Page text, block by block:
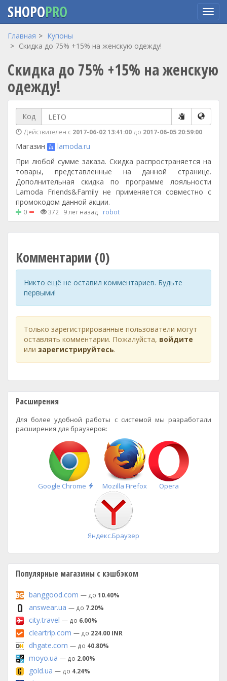
Перейти
содержанию
SHOPOPRO
Главная
Купоны
Скидка до 75% +15% на женскую одежду!
Скидка до 75% +15% на женскую
одежду!
Код
Действителен с 2017-06-02 13:41:00 до 2017-06-05 20:59:00
Магазин
lamoda.ru
При любой сумме заказа. Скидка распространяется на
товары, представленные на данной странице.
Дополнительная скидка по программе лояльности
Lamoda Friends&Family не применяется совместно с
промокодом данной акции.
0 372 9 лет назад robot
Комментарии (0)
Никто ещё не оставил комментариев. Будьте
первыми!
Только зарегистрированные пользователи могут
оставлять комментарии. Пожалуйста, войдите
или зарегистрируйтесь.
Расширения
Для более удобной работы с системой мы разработали
расширения для браузеров:
Google Chrome
Быстрая
установка
Mozilla Firefox Opera
Яндекс.Браузер
Популярные магазины с кэшбэком
banggood.com — до 10.40%
answear.ua — до 7.20%
city.travel — до 6.00%
cleartrip.com — до 224.00 INR
dhgate.com — до 40.80%
moyo.ua — до 2.00%
gold.ua — до 4.24%